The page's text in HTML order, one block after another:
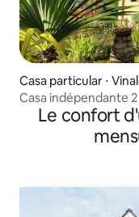
Casa particular ⋅
Casa indépendante 2
Le confort